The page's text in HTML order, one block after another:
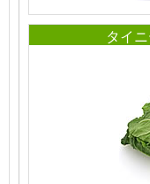
タイ